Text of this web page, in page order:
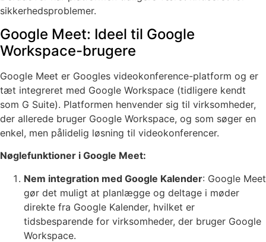
sikkerhedsproblemer.
Google Meet: Ideel til Google
Workspace-brugere
Google Meet er Googles videokonference-platform og er
tæt integreret med Google Workspace (tidligere kendt
som G Suite). Platformen henvender sig til virksomheder,
der allerede bruger Google Workspace, og som søger en
enkel, men pålidelig løsning til videokonferencer.
Nøglefunktioner i Google Meet:
Nem integration med Google Kalender: Google Meet
gør det muligt at planlægge og deltage i møder
direkte fra Google Kalender, hvilket er
tidsbesparende for virksomheder, der bruger Google
Workspace.